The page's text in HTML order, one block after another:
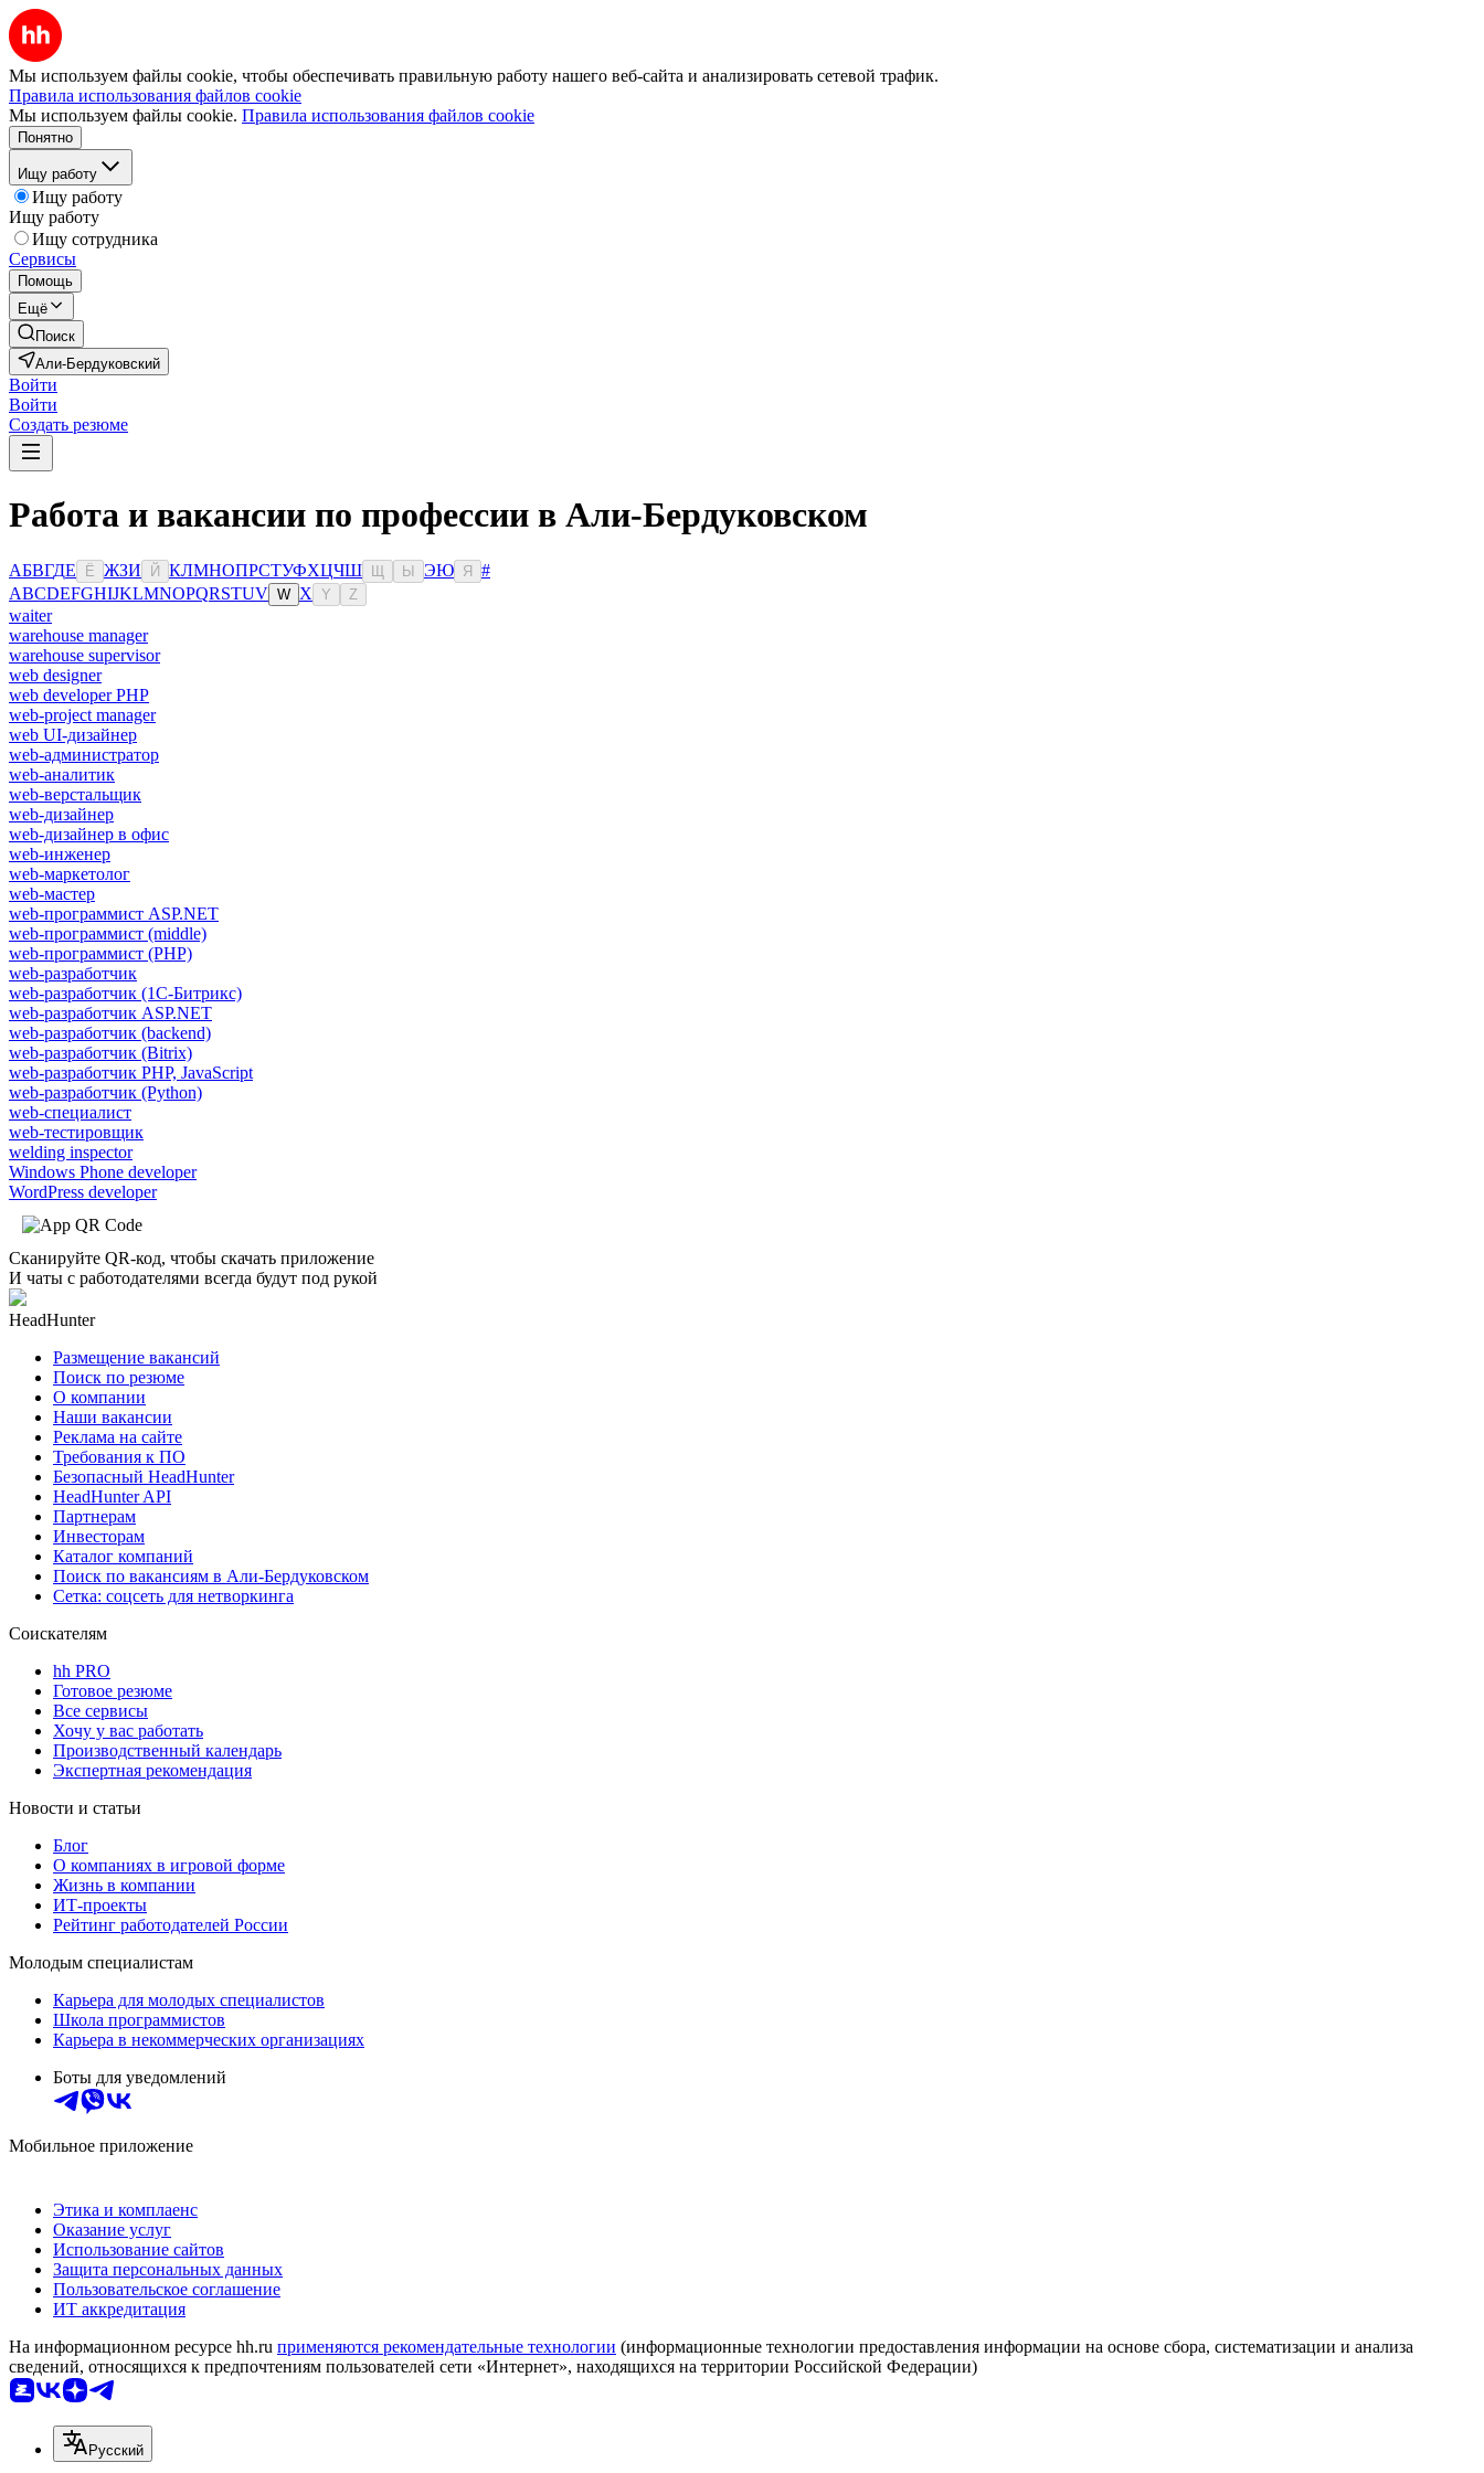
Мы используем файлы cookie, чтобы обеспечивать правильную работу нашего веб-сайта и анализировать сетевой трафик.
Правила использования файлов cookie
Мы используем файлы cookie. Правила использования файлов cookie
Понятно
Ищу работу
Ищу работу
Ищу работу
Ищу сотрудника
Сервисы
Помощь
Ещё
Поиск
Али-Бердуковский
Войти
Войти
Создать резюме
Работа и вакансии по профессии в Али-Бердуковском
АБВГДЕ Ё ЖЗИ Й КЛМНОПРСТУФХЦЧШ Ы ЭЮ Я
#
ABCDEFGHIJKLMNOPQRSTUV W X Y Z
waiter
warehouse manager
warehouse supervisor
web designer
web developer PHP
web-project manager
web UI-дизайнер
web-администратор
web-аналитик
web-верстальщик
web-дизайнер
web-дизайнер в офис
web-инженер
web-маркетолог
web-мастер
web-программист ASP.NET
web-программист (middle)
web-программист (PHP)
web-разработчик
web-разработчик (1С-Битрикс)
web-разработчик ASP.NET
web-разработчик (backend)
web-разработчик (Bitrix)
web-разработчик PHP, JavaScript
web-разработчик (Python)
web-специалист
web-тестировщик
welding inspector
Windows Phone developer
WordPress developer
Сканируйте QR-код, чтобы скачать приложение
И чаты с работодателями всегда будут под рукой
HeadHunter
Размещение вакансий
Поиск по резюме
О компании
Наши вакансии
Реклама на сайте
Требования к ПО
Безопасный HeadHunter
HeadHunter API
Партнерам
Инвесторам
Каталог компаний
Поиск по вакансиям в Али-Бердуковском
Сетка: соцсеть для нетворкинга
Соискателям
hh PRO
Готовое резюме
Все сервисы
Хочу у вас работать
Производственный календарь
Экспертная рекомендация
Новости и статьи
Блог
О компаниях в игровой форме
Жизнь в компании
ИТ-проекты
Рейтинг работодателей России
Молодым специалистам
Карьера для молодых специалистов
Школа программистов
Карьера в некоммерческих организациях
Боты для уведомлений
Мобильное приложение
Этика и комплаенс
Оказание услуг
Использование сайтов
Защита персональных данных
Пользовательское соглашение
ИТ аккредитация
На информационном ресурсе hh.ru применяются рекомендательные технологии (информационные технологии предоставления информации на основе сбора, систематизации и анализа
сведений, относящихся к предпочтениям пользователей сети «Интернет», находящихся на территории Российской Федерации)
Русский